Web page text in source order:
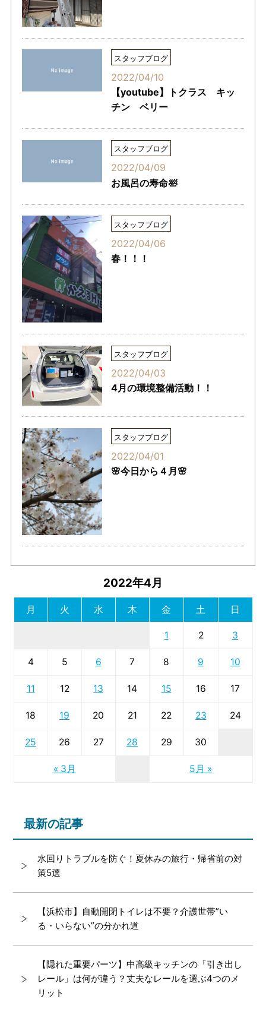
スタッフブログ
2022/04/10
【youtube】トクラス キッ
チン ベリー
スタッフブログ
2022/04/09
お風呂の寿命🛀
スタッフブログ
2022/04/06
春！！！
スタッフブログ
2022/04/03
4月の環境整備活動！！
スタッフブログ
2022/04/01
🌸今日から４月🌸
2022年4月
月 火 水 木 金 土 日
« 3月 5月 »
1 2 3
4 5 6 7 8 9 10
11 12 13 14 15 16 17
18 19 20 21 22 23 24
25 26 27 28 29 30
最新の記事
水回りトラブルを防ぐ！夏休みの旅行・帰省前の対
策5選
【浜松市】自動開閉トイレは不要？介護世帯”い
る・いらない”の分かれ道
【隠れた重要パーツ】中高級キッチンの「引き出し
レール」は何が違う？丈夫なレールを選ぶ4つのメ
リット